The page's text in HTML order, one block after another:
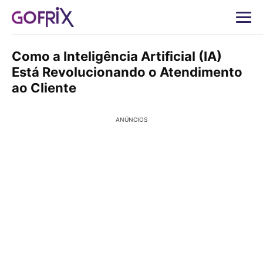
Como a Inteligência Artificial (IA)
Está Revolucionando o Atendimento
ao Cliente
ANÚNCIOS